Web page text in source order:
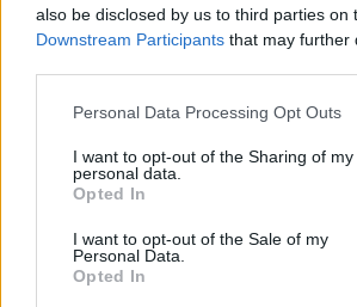
also be disclosed by us to third parties on
Downstream Participants that may further
Personal Data Processing Opt Outs
I want to opt-out of the Sharing of my
personal data.
Opted In
I want to opt-out of the Sale of my
Personal Data.
Opted In
Policie eskortovala 60 zadržených
Celkem 60 cizinců, zadržených pro aktivní
protestních akcích v Praze, eskortovala dnes
do jednoho ze svých záchytných zařízení, sdělil
Skupiny pro styk s veřejností PP ČR. S 31
řízení o správním vyhoštění.
KCP: Zápisky z mrtvého domu
27.9.2000 16:30 | PRAHA (EkoList)